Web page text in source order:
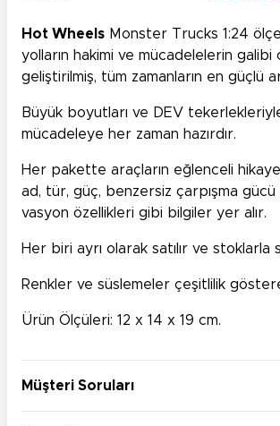
Hot Wheels Monster Trucks 1:24
yolların hakimi ve mücadelelerin galibi
geliştirilmiş, tüm zamanların en güçlü
Büyük boyutları ve DEV
mücadeleye her zaman hazırdır.
Her pakette araçların eğlenceli
ad, tür, güç, benzersiz çarpışma
vasyon özellikleri gibi bilgiler yer alır.
Her biri ayrı olarak satılır ve stoklarla
Renkler ve süslemeler çeşitlilik
Ürün Ölçüleri: 12 x 14 x 19 cm.
Müşteri Soruları